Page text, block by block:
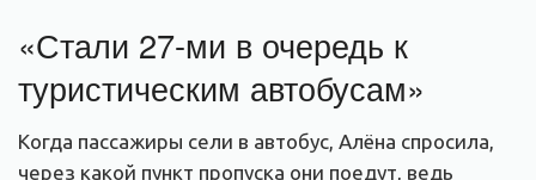
«Стали 27-ми в очередь к
туристическим автобусам»
Когда пассажиры сели в автобус, Алёна спросила,
через какой пункт пропуска они поедут, ведь